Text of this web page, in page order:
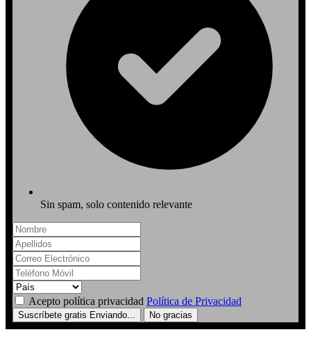
Sin spam, solo contenido relevante
Acepto política privacidad Política de Privacidad
Suscríbete gratis Enviando... No gracias